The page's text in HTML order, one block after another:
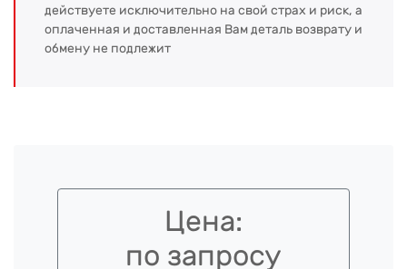
действуете исключительно на свой страх и риск, а
оплаченная и доставленная Вам деталь возврату и
обмену не подлежит
Цена:
по запросу